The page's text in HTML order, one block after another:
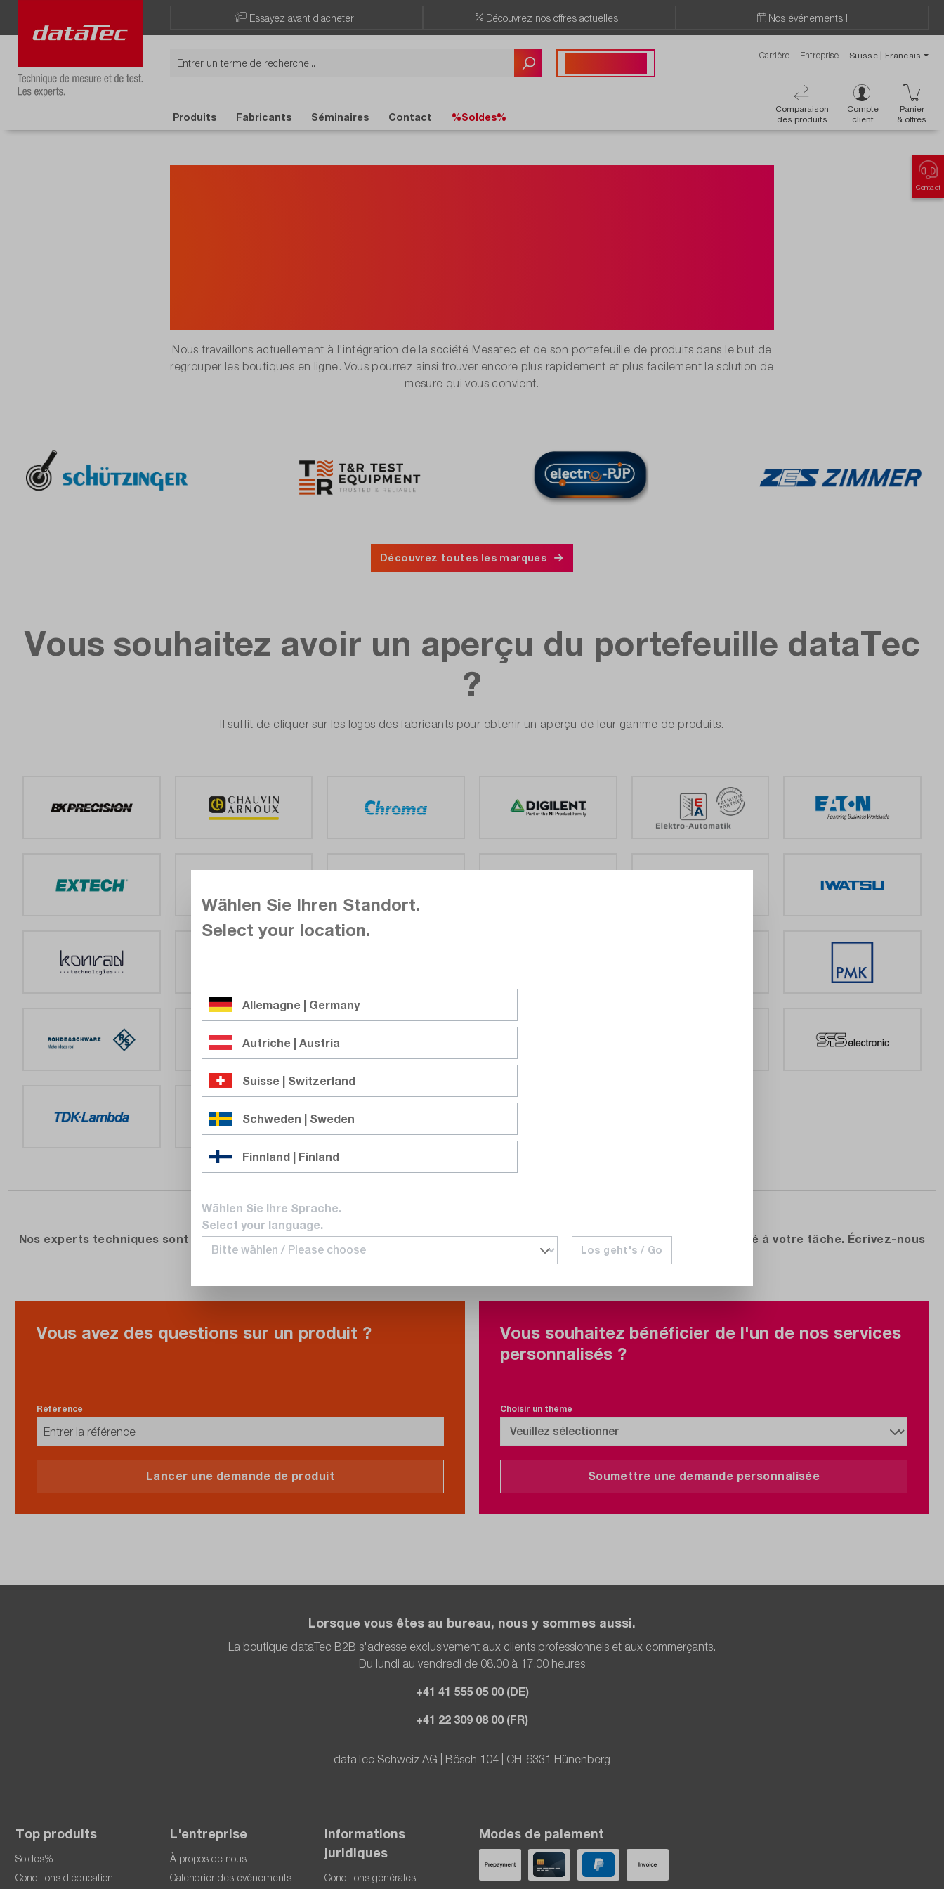
Essayez avant d'acheter ! Découvrez nos offres actuelles ! Nos événements !
Carrière Entreprise Suisse | Francais
Comparaison
des produits
Compte
client
Panier
& offres
Produits Fabricants Séminaires Contact %Soldes%
Contact
Nous travaillons actuellement à l'intégration de la société Mesatec et de son portefeuille de produits dans le but de
regrouper les boutiques en ligne. Vous pourrez ainsi trouver encore plus rapidement et plus facilement la solution de
mesure qui vous convient.
Découvrez toutes les marques
Vous souhaitez avoir un aperçu du portefeuille dataTec
?
Il suffit de cliquer sur les logos des fabricants pour obtenir un aperçu de leur gamme de produits.
Nos experts techniques sont à votre disposition pour vous aider à trouver l'appareil de mesure et de contrôle le mieux adapté à votre tâche. Écrivez-nous
Vous avez des questions sur un produit ?
Référence
Lancer une demande de produit
Vous souhaitez bénéficier de l'un de nos services
personnalisés ?
Choisir un thème
Soumettre une demande personnalisée
Lorsque vous êtes au bureau, nous y sommes aussi.
La boutique dataTec B2B s'adresse exclusivement aux clients professionnels et aux commerçants.
Du lundi au vendredi de 08.00 à 17.00 heures
+41 41 555 05 00 (DE)
+41 22 309 08 00 (FR)
dataTec Schweiz AG | Bösch 104 | CH-6331 Hünenberg
Top produits
Soldes%
Conditions d'éducation
L'entreprise
À propos de nous
Calendrier des événements
Informations
juridiques
Conditions générales
Modes de paiement
Wählen Sie Ihren Standort.
Select your location.
Allemagne | Germany
Autriche | Austria
Suisse | Switzerland
Schweden | Sweden
Finnland | Finland
Wählen Sie Ihre Sprache.
Select your language.
Los geht's / Go